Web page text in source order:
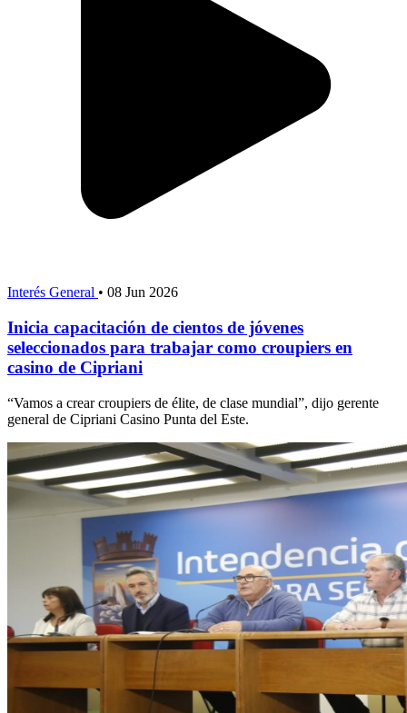
Interés General • 08 Jun 2026
Inicia capacitación de cientos de jóvenes
seleccionados para trabajar como croupiers en
casino de Cipriani
“Vamos a crear croupiers de élite, de clase mundial”, dijo gerente
general de Cipriani Casino Punta del Este.